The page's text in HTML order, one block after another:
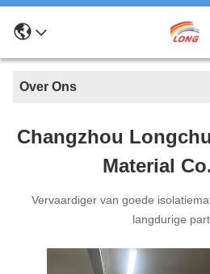
Over Ons
Changzhou
Material
Vervaardiger van goede
langdurige